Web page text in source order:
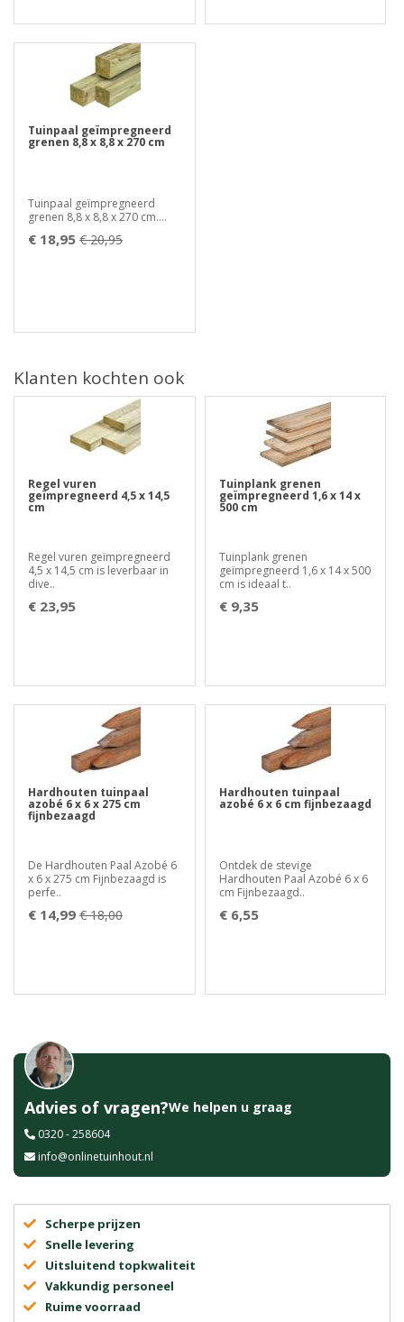
Tuinpaal geïmpregneerd
grenen 8,8 x 8,8 x 270 cm
Tuinpaal geïmpregneerd
grenen 8,8 x 8,8 x 270 cm....
€ 18,95 € 20,95
Klanten kochten ook
Regel vuren
geïmpregneerd 4,5 x 14,5
cm
Regel vuren geïmpregneerd
4,5 x 14,5 cm is leverbaar in
dive..
€ 23,95
Tuinplank grenen
geïmpregneerd 1,6 x 14 x
500 cm
Tuinplank grenen
geïmpregneerd 1,6 x 14 x 500
cm is ideaal t..
€ 9,35
Hardhouten tuinpaal
azobé 6 x 6 x 275 cm
fijnbezaagd
De Hardhouten Paal Azobé 6
x 6 x 275 cm Fijnbezaagd is
perfe..
€ 14,99 € 18,00
Hardhouten tuinpaal
azobé 6 x 6 cm fijnbezaagd
Ontdek de stevige
Hardhouten Paal Azobé 6 x 6
cm Fijnbezaagd..
€ 6,55
Advies of vragen?We helpen u graag
0320 - 258604
info@onlinetuinhout.nl
Scherpe prijzen
Snelle levering
Uitsluitend topkwaliteit
Vakkundig personeel
Ruime voorraad